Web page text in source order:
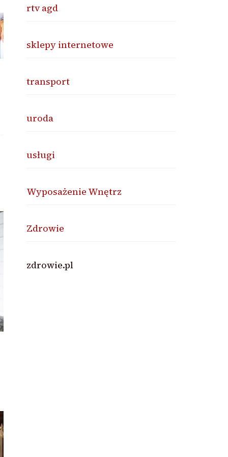
rtv agd
sklepy internetowe
transport
uroda
usługi
Wyposażenie Wnętrz
Zdrowie
zdrowie.pl